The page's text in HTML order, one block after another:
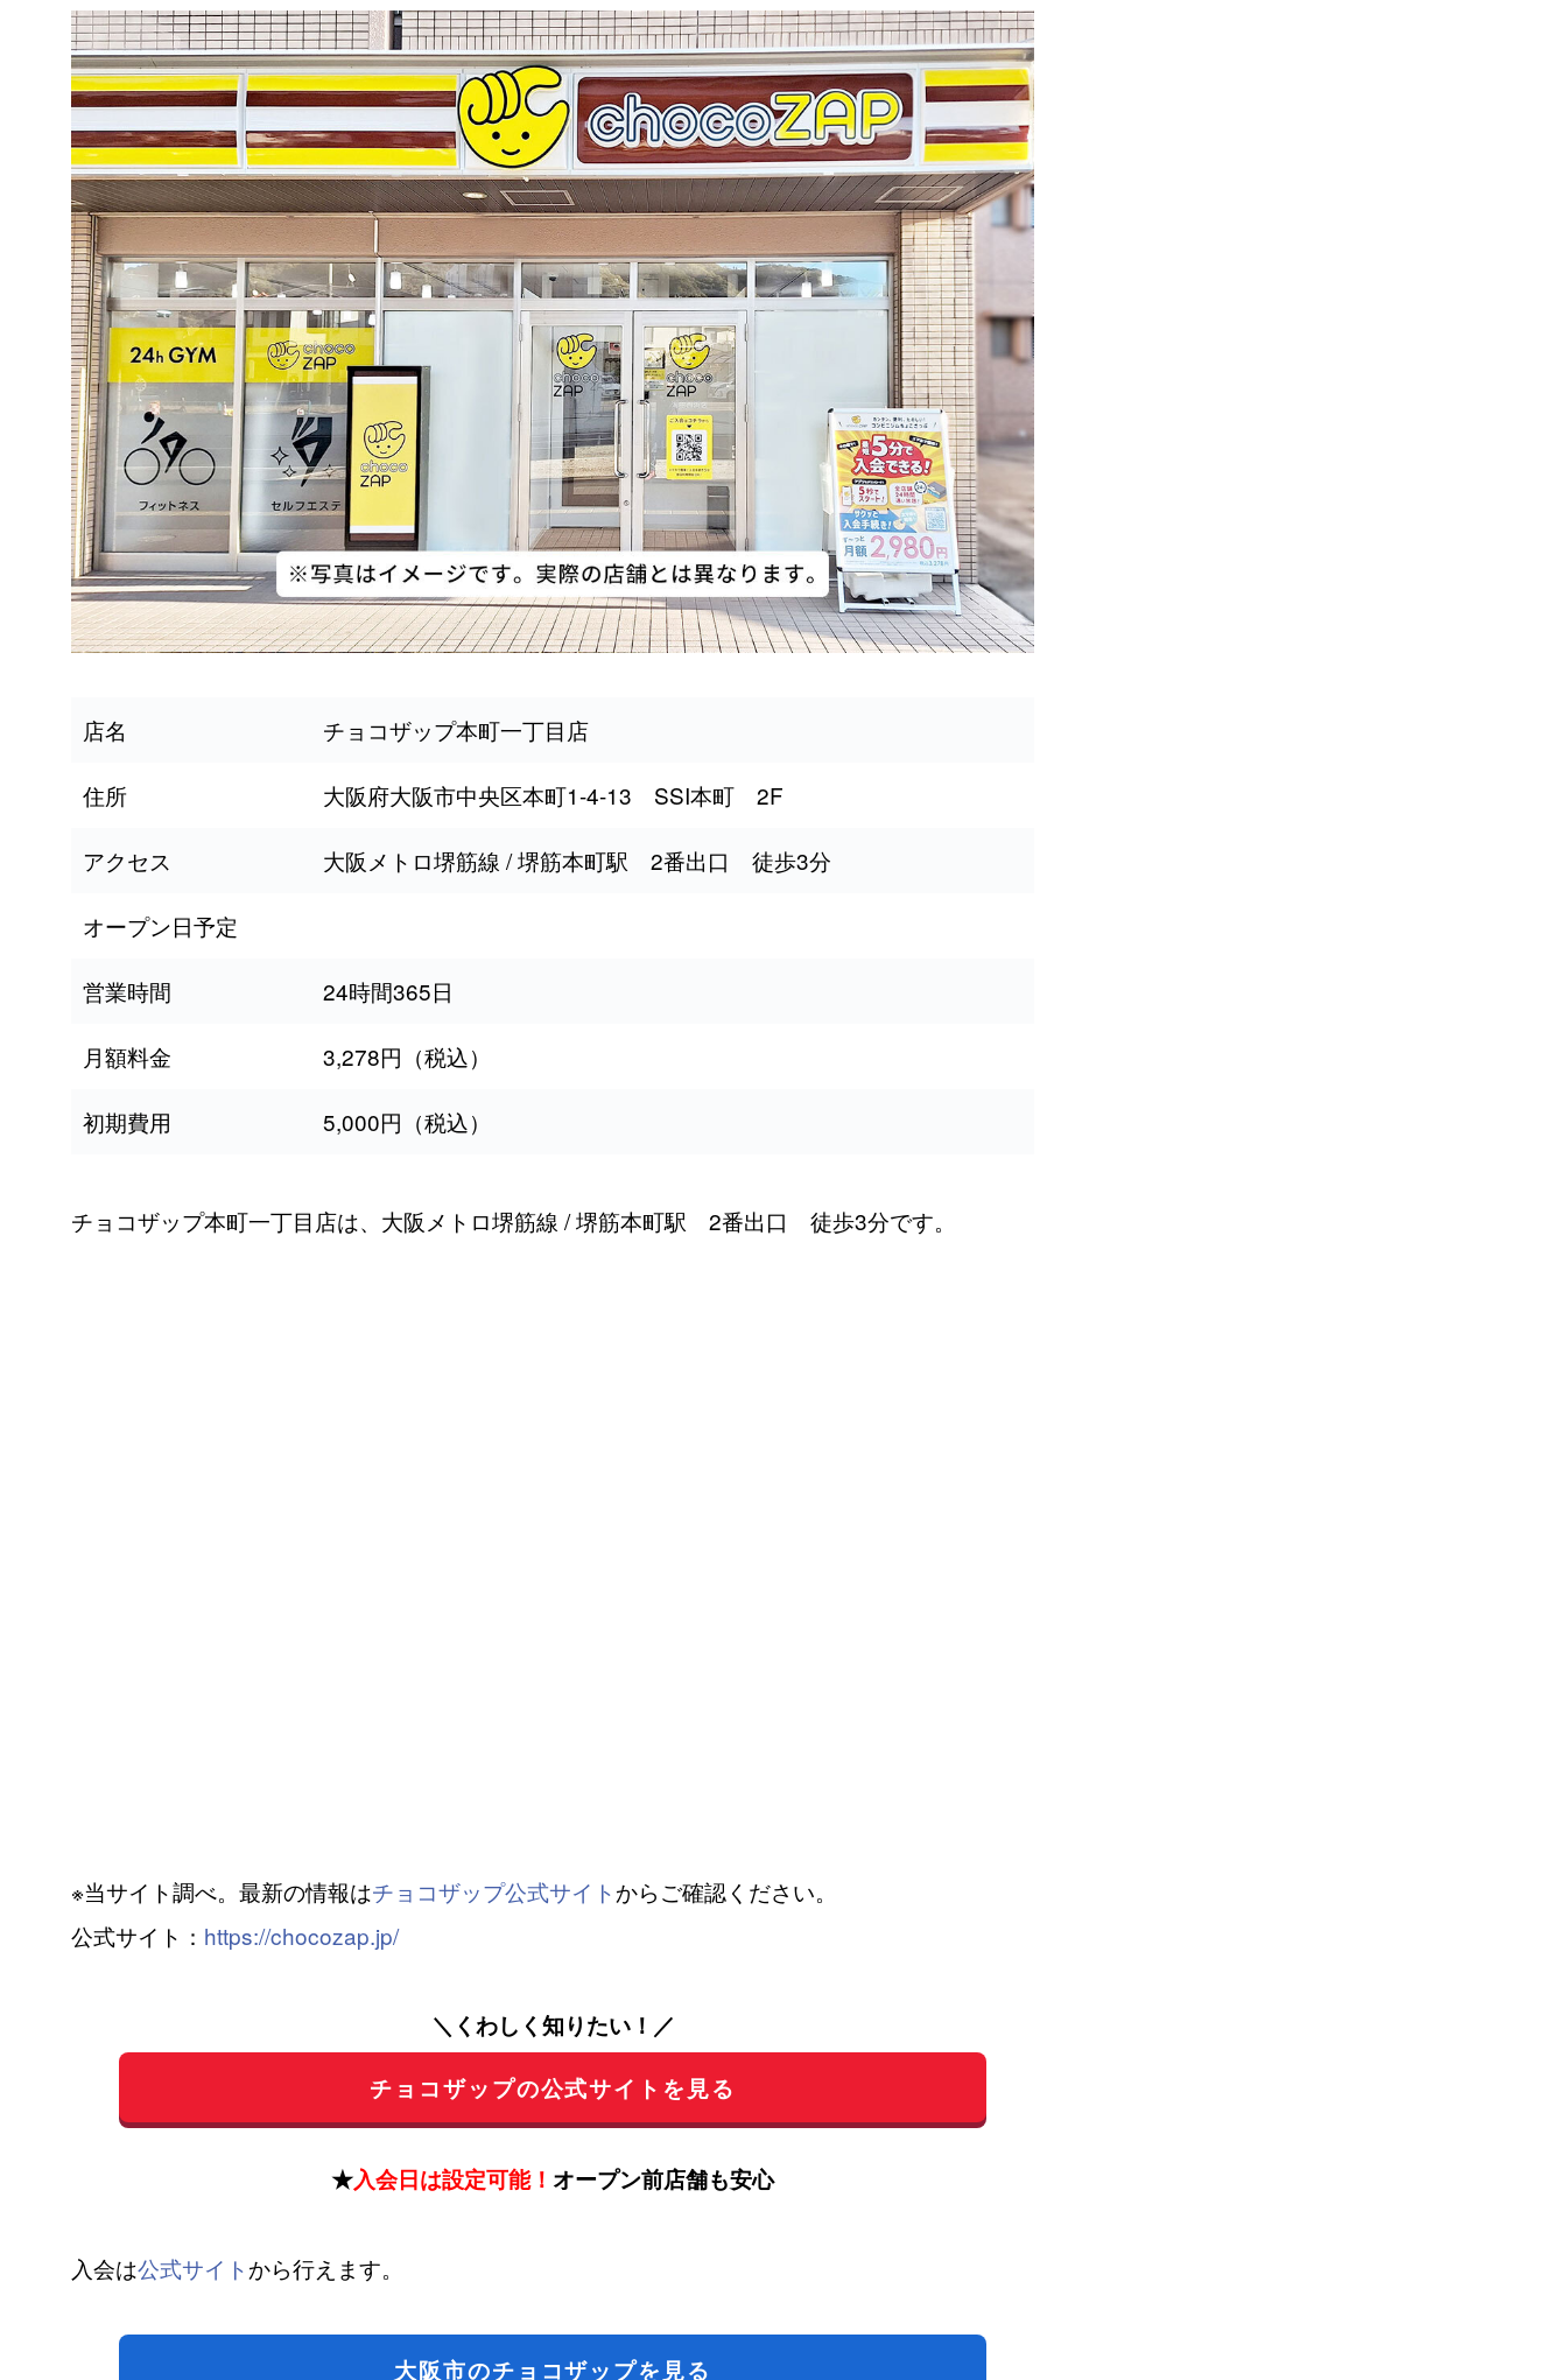
店名 チョコザップ本町一丁目店
住所 大阪府大阪市中央区本町1-4-13 SSI本町 2F
アクセス 大阪メトロ堺筋線 / 堺筋本町駅 2番出口 徒歩3分
オープン日予定
営業時間 24時間365日
月額料金 3,278円（税込）
初期費用 5,000円（税込）
チョコザップ本町一丁目店は、大阪メトロ堺筋線 / 堺筋本町駅 2番出口 徒歩3分です。
※当サイト調べ。最新の情報はチョコザップ公式サイトからご確認ください。
公式サイト： https://chocozap.jp/
＼くわしく知りたい！／
チョコザップの公式サイトを見る
★入会日は設定可能！ オープン前店舗も安心
入会は公式サイトから行えます。
大阪市のチョコザップを見る